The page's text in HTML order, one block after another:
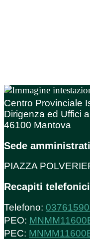
Centro Provinciale
Dirigenza ed Uffici
46100 Mantova
Sede
PIAZZA
Recapiti
Telefono:
PEO:
PEC: